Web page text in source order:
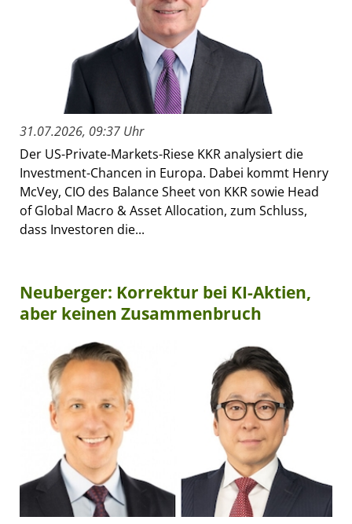
31.07.2026, 09:37 Uhr
Der US-Private-Markets-Riese KKR analysiert die
Investment-Chancen in Europa. Dabei kommt Henry
McVey, CIO des Balance Sheet von KKR sowie Head
of Global Macro & Asset Allocation, zum Schluss,
dass Investoren die...
Neuberger: Korrektur bei KI-Aktien,
aber keinen Zusammenbruch